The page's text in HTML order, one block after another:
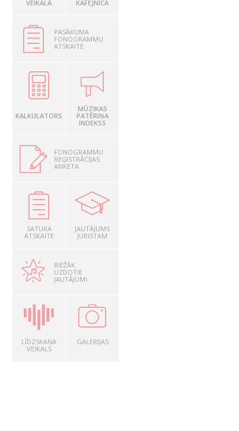
VEIKALĀ
KAFEJNĪCĀ
PASĀKUMA
FONOGRAMMU
ATSKAITE
KALKULATORS
MŪZIKAS
PATĒRIŅA
INDEKSS
FONOGRAMMU
REĢISTRĀCIJAS
ANKETA
SATURA
ATSKAITE
JAUTĀJUMS
JURISTAM
BIEŽĀK
UZDOTIE
JAUTĀJUMI
LĪDZSKAŅA
VEIKALS
GALERIJAS